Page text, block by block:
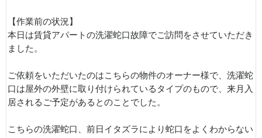
【作業前の状況】
本日は賃貸アパートの洗濯蛇口故障でご訪問をさせていただき
ました。
ご依頼をいただいたのはこちらの物件のオーナー様で、洗濯蛇
口は屋外の外壁に取り付けられているタイプのもので、来月入
居されるご予定があるとのことでした。
こちらの洗濯蛇口、前日イタズラにより蛇口をよくわからない